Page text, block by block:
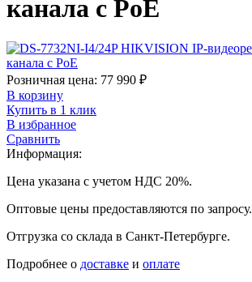
канала с PoE
Розничная цена: 77 990 ₽
В корзину
Купить в 1 клик
В избранное
Сравнить
Информация:
Цена указана с учетом НДС 20%.
Оптовые цены предоставляются по запросу.
Отгрузка со склада в Санкт-Петербурге.
Подробнее о доставке и оплате